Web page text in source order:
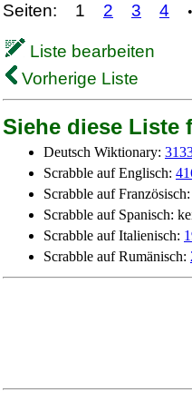
Seiten: 1 2 3 4
Liste bearbeiten
Vorherige Liste
Siehe diese Liste
Deutsch Wiktionary:
Scrabble auf Englisch:
Scrabble auf Französisch:
Scrabble auf Spanisch:
Scrabble auf Italienisch:
Scrabble auf Rumänisch: